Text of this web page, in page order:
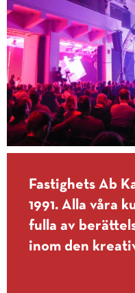
Fastighets Ab
1991. Alla våra
fulla av
inom den